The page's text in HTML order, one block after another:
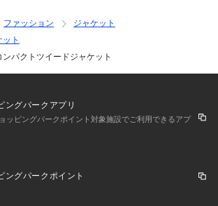
ートフォンなどの環境により、若干製品と
すので、予めご了承ください。
ファッション
ジャケット
ト
パクトツイードジャケット
ングパークアプリ
ッピングパークポイント対象施設でご利用できるアプ
ングパークポイント